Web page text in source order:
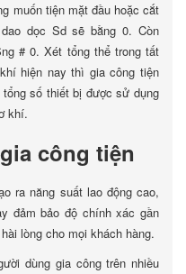
muốn tiện mặt đầu hoặc cắt
dọc Sd sẽ bằng 0. Còn
# 0. Xét tổng thể trong tất
hiện nay thì gia công tiện
số thiết bị được sử dụng
khí.
công tiện
ra năng suất lao động cao,
đảm bảo độ chính xác gần
lòng cho mọi khách hàng.
dùng gia công trên nhiều